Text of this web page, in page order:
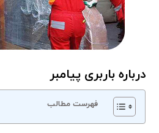
درباره باربری پیامبر
فهرست مطالب